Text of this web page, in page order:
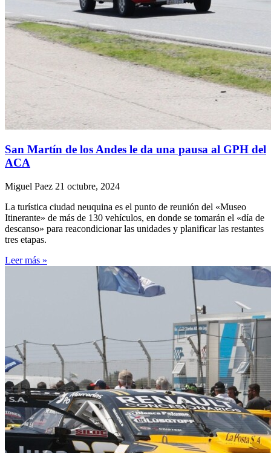
San Martín de los Andes le da una pausa al GPH del
ACA
Miguel Paez 21 octubre, 2024
La turística ciudad neuquina es el punto de reunión del «Museo
Itinerante» de más de 130 vehículos, en donde se tomarán el «día de
descanso» para reacondicionar las unidades y planificar las restantes
tres etapas.
Leer más »